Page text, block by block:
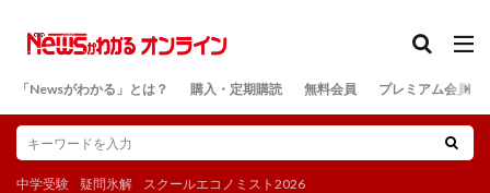
「Newsがわかる」とは？ 購入・定期購読 無料会員 プレミアム会員
中学受験 疑問氷解 スクールエコノミスト2026
検索